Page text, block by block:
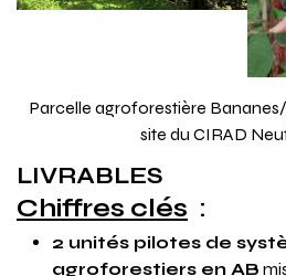
Parcelle agroforestière
site du CIRAD
LIVRABLES
Chiffres clés :
2 unités pilotes de
agroforestiers en AB